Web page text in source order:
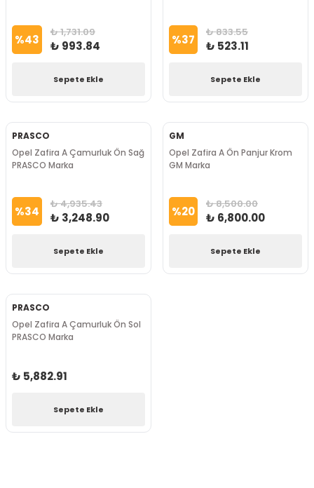
%43 ₺ 1,731.09
₺ 993.84
Sepete Ekle
%37 ₺ 833.55
₺ 523.11
Sepete Ekle
PRASCO
Opel Zafira A Çamurluk Ön Sağ
PRASCO Marka
%34 ₺ 4,935.43
₺ 3,248.90
Sepete Ekle
GM
Opel Zafira A Ön Panjur Krom
GM Marka
%20 ₺ 8,500.00
₺ 6,800.00
Sepete Ekle
PRASCO
Opel Zafira A Çamurluk Ön Sol
PRASCO Marka
₺ 5,882.91
Sepete Ekle